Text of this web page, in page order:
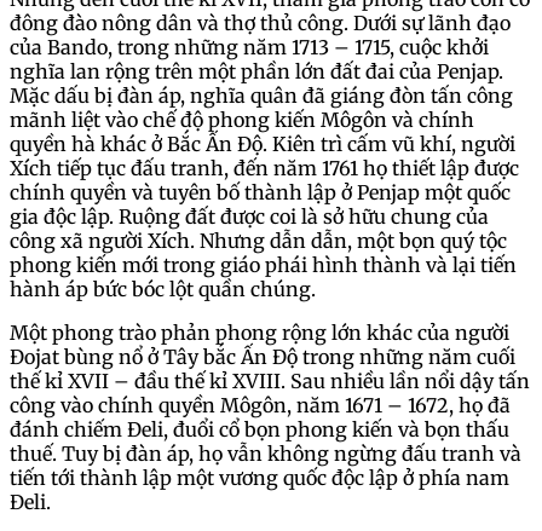
đông đào nông dân và thợ thủ công. Dưới sự lãnh đạo
của Bando, trong những năm 1713 – 1715, cuộc khởi
nghĩa lan rộng trên một phần lớn đất đai của Penjap.
Mặc dấu bị đàn áp, nghĩa quân đã giáng đòn tấn công
mãnh liệt vào chế độ phong kiến Môgôn và chính
quyền hà khác ở Bắc Ấn Độ. Kiên trì cấm vũ khí, người
Xích tiếp tục đấu tranh, đến năm 1761 họ thiết lập được
chính quyền và tuyên bố thành lập ở Penjap một quốc
gia độc lập. Ruộng đất được coi là sở hữu chung của
công xã người Xích. Nhưng dẫn dẫn, một bọn quý tộc
phong kiến mới trong giáo phái hình thành và lại tiến
hành áp bức bóc lột quần chúng.
Một phong trào phản phong rộng lớn khác của người
Đojat bùng nổ ở Tây bắc Ấn Độ trong những năm cuối
thế kỉ XVII – đầu thế kỉ XVIII. Sau nhiều lần nổi dậy tấn
công vào chính quyền Môgôn, năm 1671 – 1672, họ đã
đánh chiếm Đeli, đuổi cổ bọn phong kiến và bọn thấu
thuế. Tuy bị đàn áp, họ vẫn không ngừng đấu tranh và
tiến tới thành lập một vương quốc độc lập ở phía nam
Đeli.